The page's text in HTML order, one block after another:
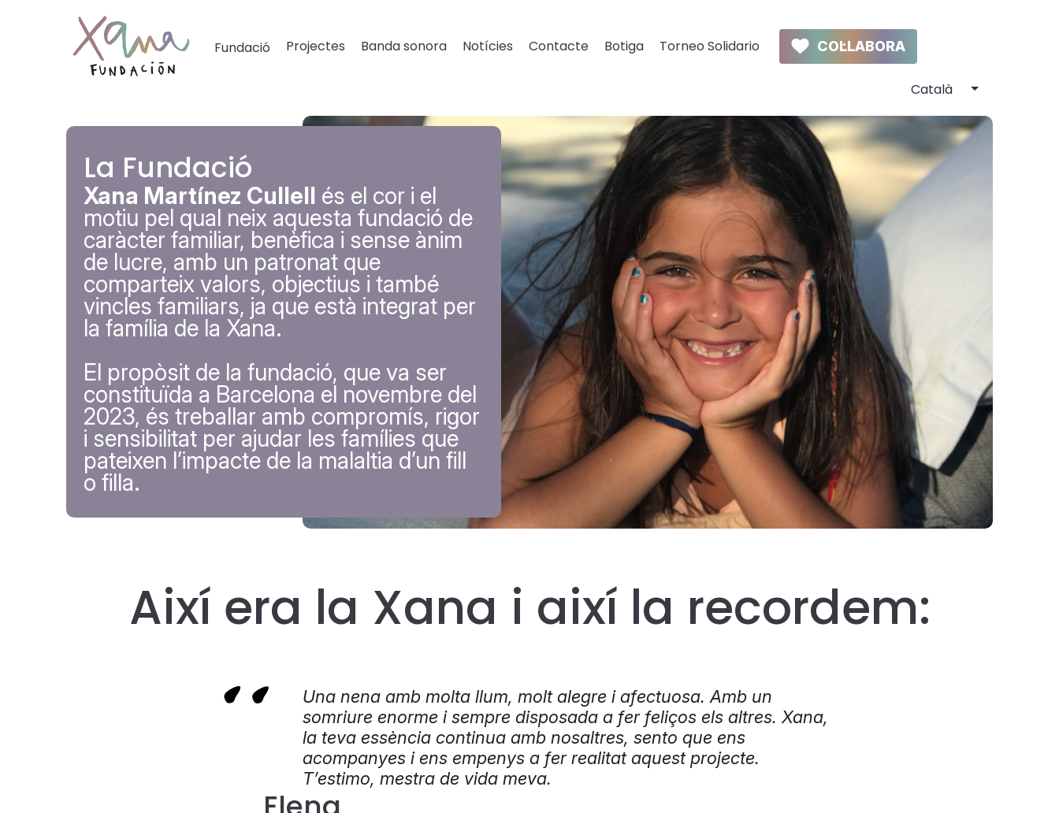
Fundació Projectes Banda sonora Notícies Contacte Botiga Torneo Solidario COL·LABORA
La Fundació
Xana Martínez Cullell és el cor i el
motiu pel qual neix aquesta fundació de
caràcter familiar, benèfica i sense ànim
de lucre, amb un patronat que
comparteix valors, objectius i també
vincles familiars, ja que està integrat per
la família de la Xana.
El propòsit de la fundació, que va ser
constituïda a Barcelona el novembre del
2023, és treballar amb compromís, rigor
i sensibilitat per ajudar les famílies que
pateixen l’impacte de la malaltia d’un fill
o filla.
Així era la Xana i així la recordem:
Una nena amb molta llum, molt alegre i afectuosa. Amb un
somriure enorme i sempre disposada a fer feliços els altres. Xana,
la teva essència continua amb nosaltres, sento que ens
acompanyes i ens empenys a fer realitat aquest projecte.
T’estimo, mestra de vida meva.